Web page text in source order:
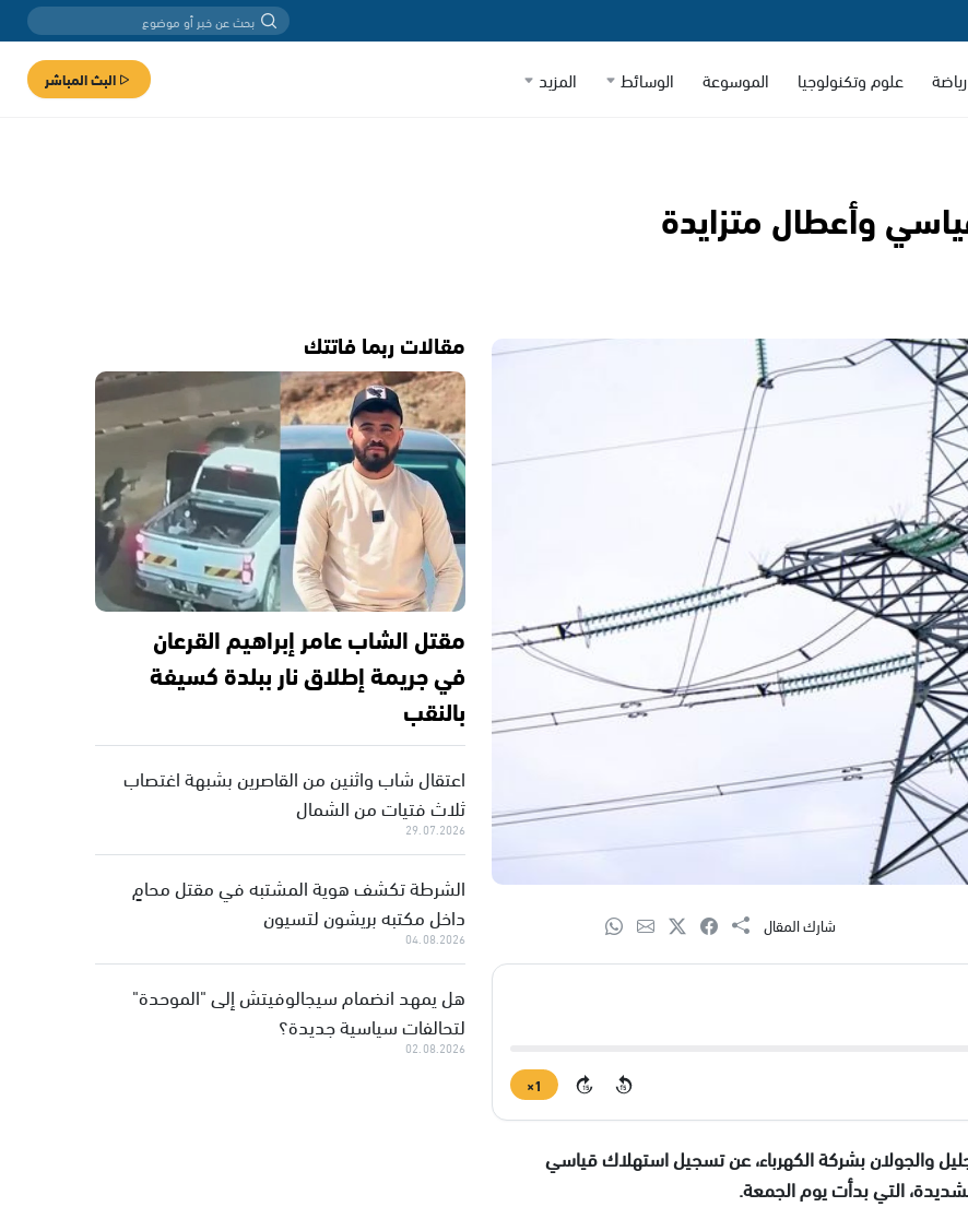
رياضة علوم وتكنولوجيا الموسوعة الوسائط المزيد البث المباشر
وأعطال متزايدة
شارك المقال
15
15
1×
بشركة الكهرباء، عن تسجيل استهلاك قياسي
مقالات ربما فاتتك
مقتل الشاب عامر إبراهيم القرعان
في جريمة إطلاق نار ببلدة كسيفة
بالنقب
اعتقال شاب واثنين من القاصرين بشبهة اغتصاب
ثلاث فتيات من الشمال
29.07.2026
الشرطة تكشف هوية المشتبه في مقتل محامٍ
داخل مكتبه بريشون لتسيون
04.08.2026
هل يمهد انضمام سيجالوفيتش إلى "الموحدة"
لتحالفات سياسية جديدة؟
02.08.2026